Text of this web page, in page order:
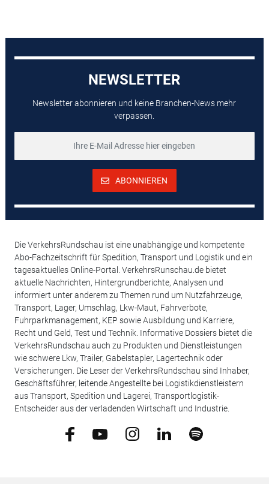
NEWSLETTER
Newsletter abonnieren und keine Branchen-News mehr
verpassen.
ABONNIEREN
Die VerkehrsRundschau ist eine unabhängige und kompetente
Abo-Fachzeitschrift für Spedition, Transport und Logistik und ein
tagesaktuelles Online-Portal. VerkehrsRunschau.de bietet
aktuelle Nachrichten, Hintergrundberichte, Analysen und
informiert unter anderem zu Themen rund um Nutzfahrzeuge,
Transport, Lager, Umschlag, Lkw-Maut, Fahrverbote,
Fuhrparkmanagement, KEP sowie Ausbildung und Karriere,
Recht und Geld, Test und Technik. Informative Dossiers bietet die
VerkehrsRundschau auch zu Produkten und Dienstleistungen
wie schwere Lkw, Trailer, Gabelstapler, Lagertechnik oder
Versicherungen. Die Leser der VerkehrsRundschau sind Inhaber,
Geschäftsführer, leitende Angestellte bei Logistikdienstleistern
aus Transport, Spedition und Lagerei, Transportlogistik-
Entscheider aus der verladenden Wirtschaft und Industrie.